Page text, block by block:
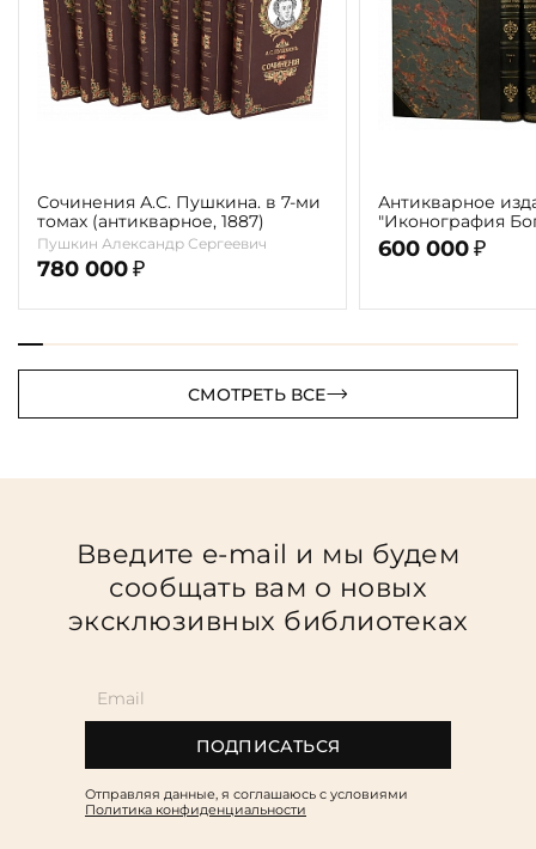
Сочинения А.С. Пушкина. в 7-ми
томах (антикварное, 1887)
Пушкин Александр Сергеевич
780 000 ₽
Антикварное
"Иконография
г. (в 2-х томах с
автора)
600 000 ₽
СМОТРЕТЬ ВСЕ
Введите e-mail и мы будем
сообщать вам о новых
эксклюзивных библиотеках
ПОДПИСАТЬСЯ
Отправляя данные, я соглашаюсь c условиями
Политика конфиденциальности